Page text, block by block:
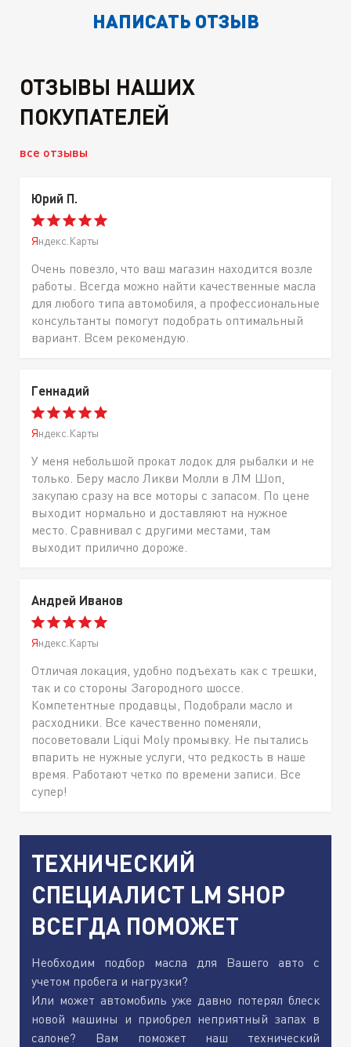
НАПИСАТЬ ОТЗЫВ
ОТЗЫВЫ НАШИХ
ПОКУПАТЕЛЕЙ
все отзывы
Юрий П.
Яндекс.Карты
Очень повезло, что ваш магазин находится возле
работы. Всегда можно найти качественные масла
для любого типа автомобиля, а профессиональные
консультанты помогут подобрать оптимальный
вариант. Всем рекомендую.
Геннадий
Яндекс.Карты
У меня небольшой прокат лодок для рыбалки и не
только. Беру масло Ликви Молли в ЛМ Шоп,
закупаю сразу на все моторы с запасом. По цене
выходит нормально и доставляют на нужное
место. Сравнивал с другими местами, там
выходит прилично дороже.
Андрей Иванов
Яндекс.Карты
Отличая локация, удобно подъехать как с трешки,
так и со стороны Загородного шоссе.
Компетентные продавцы, Подобрали масло и
расходники. Все качественно поменяли,
посоветовали Liqui Moly промывку. Не пытались
впарить не нужные услуги, что редкость в наше
время. Работают четко по времени записи. Все
супер!
ТЕХНИЧЕСКИЙ
СПЕЦИАЛИСТ LM SHOP
ВСЕГДА ПОМОЖЕТ
Необходим подбор масла для Вашего авто с
учетом пробега и нагрузки?
Или может автомобиль уже давно потерял блеск
новой машины и приобрел неприятный запах в
салоне? Вам поможет наш технический